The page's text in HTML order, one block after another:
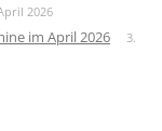
2026
im April 2026
3.